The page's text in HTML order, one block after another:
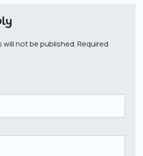
will not be published.Required